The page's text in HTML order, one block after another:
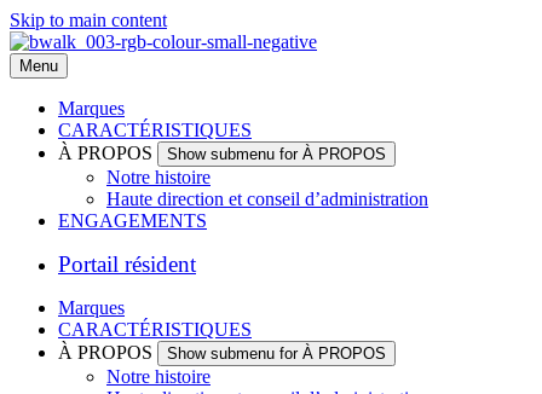
Skip to main content
Menu
Marques
CARACTÉRISTIQUES
À PROPOS
Show submenu for À PROPOS
Notre histoire
Haute direction et conseil d’administration
ENGAGEMENTS
Portail résident
Marques
CARACTÉRISTIQUES
À PROPOS
Show submenu for À PROPOS
Notre histoire